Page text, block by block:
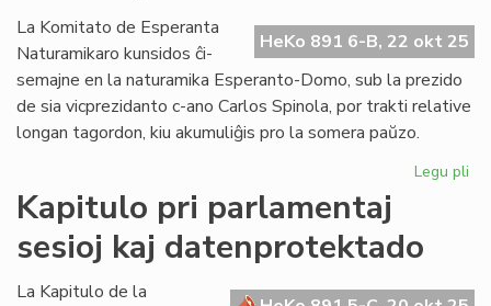
HeKo 891 6-B, 22 okt 25
La Komitato de Esperanta
Naturamikaro kunsidos ĉi-
semajne en la naturamika Esperanto-Domo, sub la prezido
de sia vicprezidanto c-ano Carlos Spinola, por trakti relative
longan tagordon, kiu akumuliĝis pro la somera paŭzo.
Legu pli
Kapitulo pri parlamentaj
sesioj kaj datenprotektado
La Kapitulo de la